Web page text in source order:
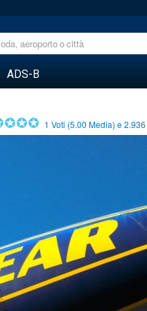
ADS-B
1 Voti (5.00 Media) e2.936